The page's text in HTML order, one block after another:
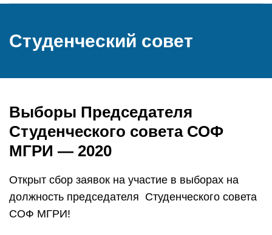
Студенческий совет
Выборы Председателя
Студенческого совета СОФ
МГРИ — 2020
Открыт сбор заявок на участие в выборах на
должность председателя Студенческого совета
СОФ МГРИ!